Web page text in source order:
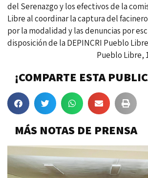
del Serenazgo y los efectivos de la
Libre al coordinar la captura del
por la modalidad y las denuncias por
disposición de la DEPINCRI Pueblo
Pueblo Libre,
¡COMPARTE ESTA
MÁS NOTAS DE PRENSA